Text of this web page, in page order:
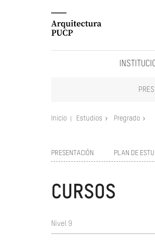
Inicio Estudios Pregrado
PRESENTACIÓN PLAN DE
CURSOS
Nivel 9